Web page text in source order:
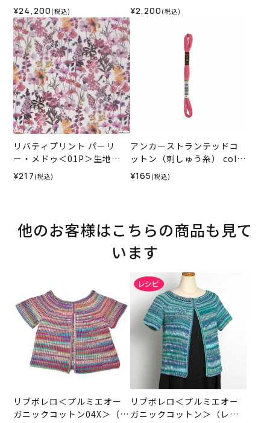
¥24,200 (税込) ¥2,200 (税込)
リバティプリント パーリ
ー・メドゥ＜01P＞生地
（ホビーラホビーレオリジ
ナル）2024SS
¥217 (税込)
アンカーストランテッドコ
ットン（刺しゅう糸） col.7
6
¥165 (税込)
他のお客様はこちらの商品も見て
います
リブボレロ＜プルミエオー
ガニックコットン04X＞（編
リブボレロ＜プルミエオー
ガニックコットン＞（レシ